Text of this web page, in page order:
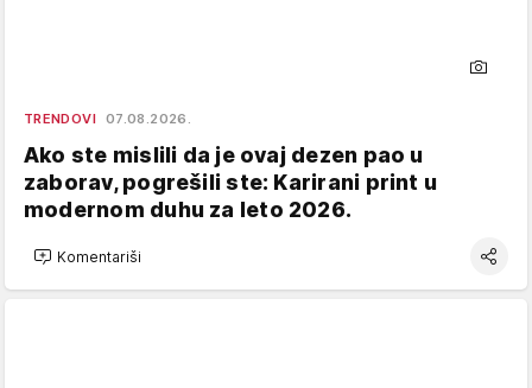
TRENDOVI 07.08.2026.
Ako ste mislili da je ovaj dezen pao u
zaborav, pogrešili ste: Karirani print u
modernom duhu za leto 2026.
Komentariši